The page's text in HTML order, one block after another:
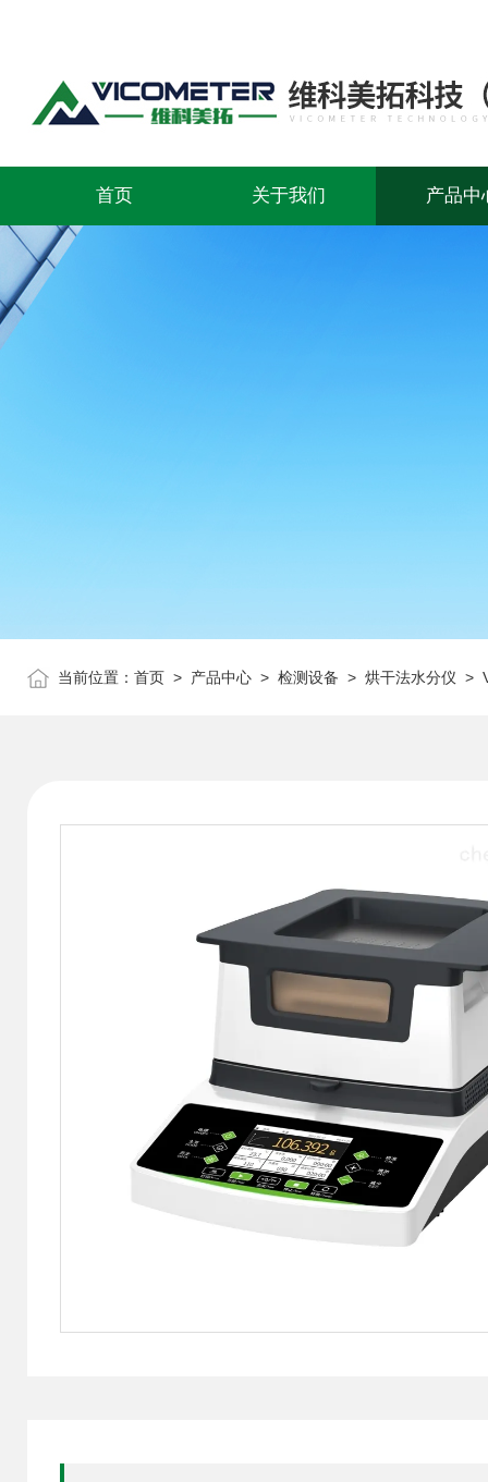
首页 关于我们 产品中
当前位置： 首页 > 产品中心 > 检测设备 > 烘干法水分仪 >